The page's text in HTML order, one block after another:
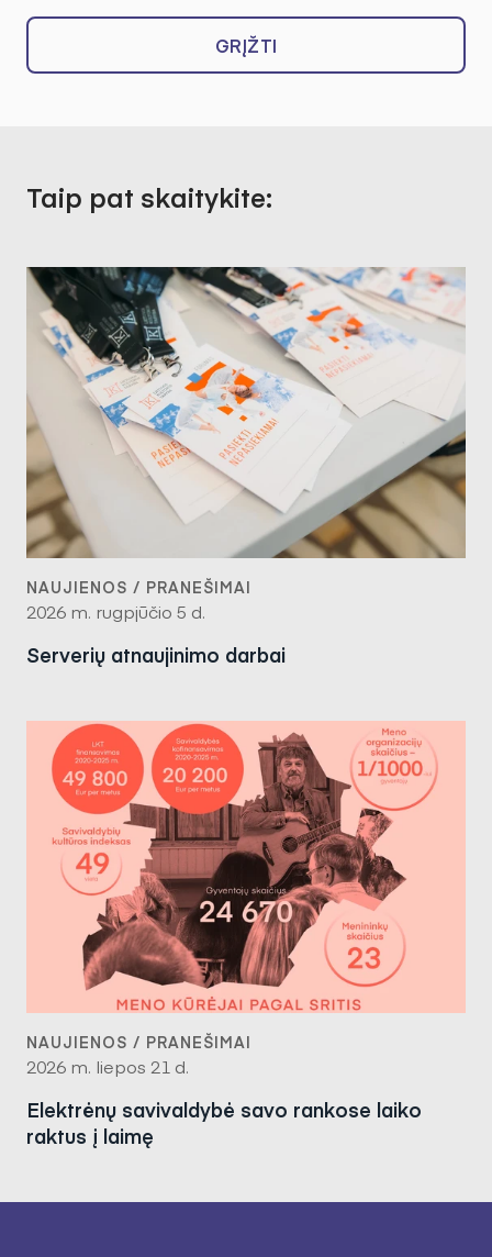
GRĮŽTI
Taip pat skaitykite:
NAUJIENOS / PRANEŠIMAI
2026 m. rugpjūčio 5 d.
Serverių atnaujinimo darbai
NAUJIENOS / PRANEŠIMAI
2026 m. liepos 21 d.
Elektrėnų savivaldybė savo rankose laiko
raktus į laimę